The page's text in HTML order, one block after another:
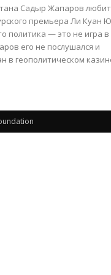
Садыр Жапаров любит
премьера Ли Куан
политика — это не игра в
его не послушался и
в геополитическом